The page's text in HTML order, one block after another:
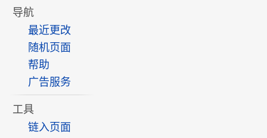
导航
最近更改
随机页面
帮助
广告服务
工具
链入页面